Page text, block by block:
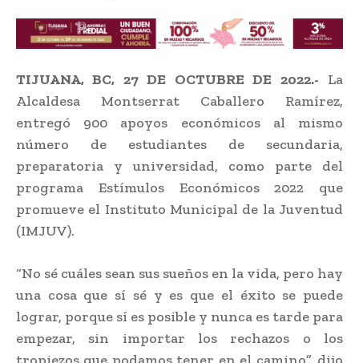
TIJUANA, BC, 27 DE OCTUBRE DE 2022.- La
Alcaldesa Montserrat Caballero Ramírez,
entregó 900 apoyos económicos al mismo
número de estudiantes de secundaria,
preparatoria y universidad, como parte del
programa Estímulos Económicos 2022 que
promueve el Instituto Municipal de la Juventud
(IMJUV).
“No sé cuáles sean sus sueños en la vida, pero hay
una cosa que sí sé y es que el éxito se puede
lograr, porque sí es posible y nunca es tarde para
empezar, sin importar los rechazos o los
tropiezos que podamos tener en el camino”, dijo